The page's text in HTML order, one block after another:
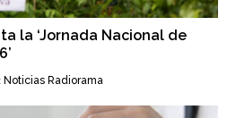
la ‘Jornada Nacional de
Noticias Radiorama